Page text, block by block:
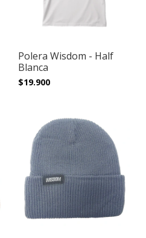
Polera Wisdom - Half
Blanca
$19.900